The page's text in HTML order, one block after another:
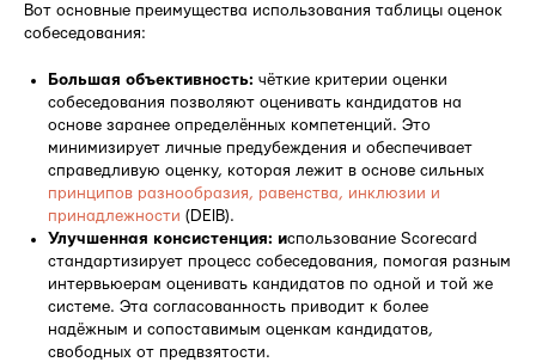
Вот основные преимущества использования таблицы оценок
собеседования:
Большая объективность: чёткие критерии оценки
собеседования позволяют оценивать кандидатов на
основе заранее определённых компетенций. Это
минимизирует личные предубеждения и обеспечивает
справедливую оценку, которая лежит в основе сильных
принципов разнообразия, равенства, инклюзии и
принадлежности (DEIB).
Улучшенная консистенция: использование Scorecard
стандартизирует процесс собеседования, помогая разным
интервьюерам оценивать кандидатов по одной и той же
системе. Эта согласованность приводит к более
надёжным и сопоставимым оценкам кандидатов,
свободных от предвзятости.